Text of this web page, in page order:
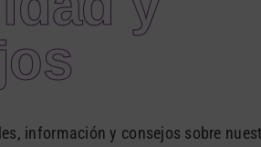
información y consejos sobre